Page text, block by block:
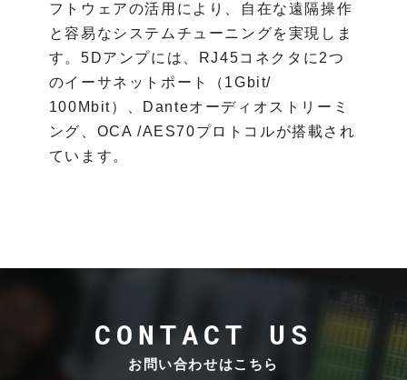
フトウェアの活用により、自在な遠隔操作
と容易なシステムチューニングを実現しま
す。5Dアンプには、RJ45コネクタに2つ
のイーサネットポート（1Gbit/
100Mbit）、Danteオーディオストリーミ
ング、OCA /AES70プロトコルが搭載され
ています。
CONTACT US
お問い合わせはこちら